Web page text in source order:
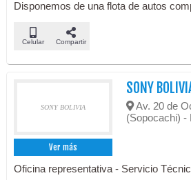
Disponemos de una flota de autos
Celular Compartir
SONY BOLIVIA
Ver más
SONY
Av. 20 de
(Sopocachi) -
Oficina representativa - Servicio